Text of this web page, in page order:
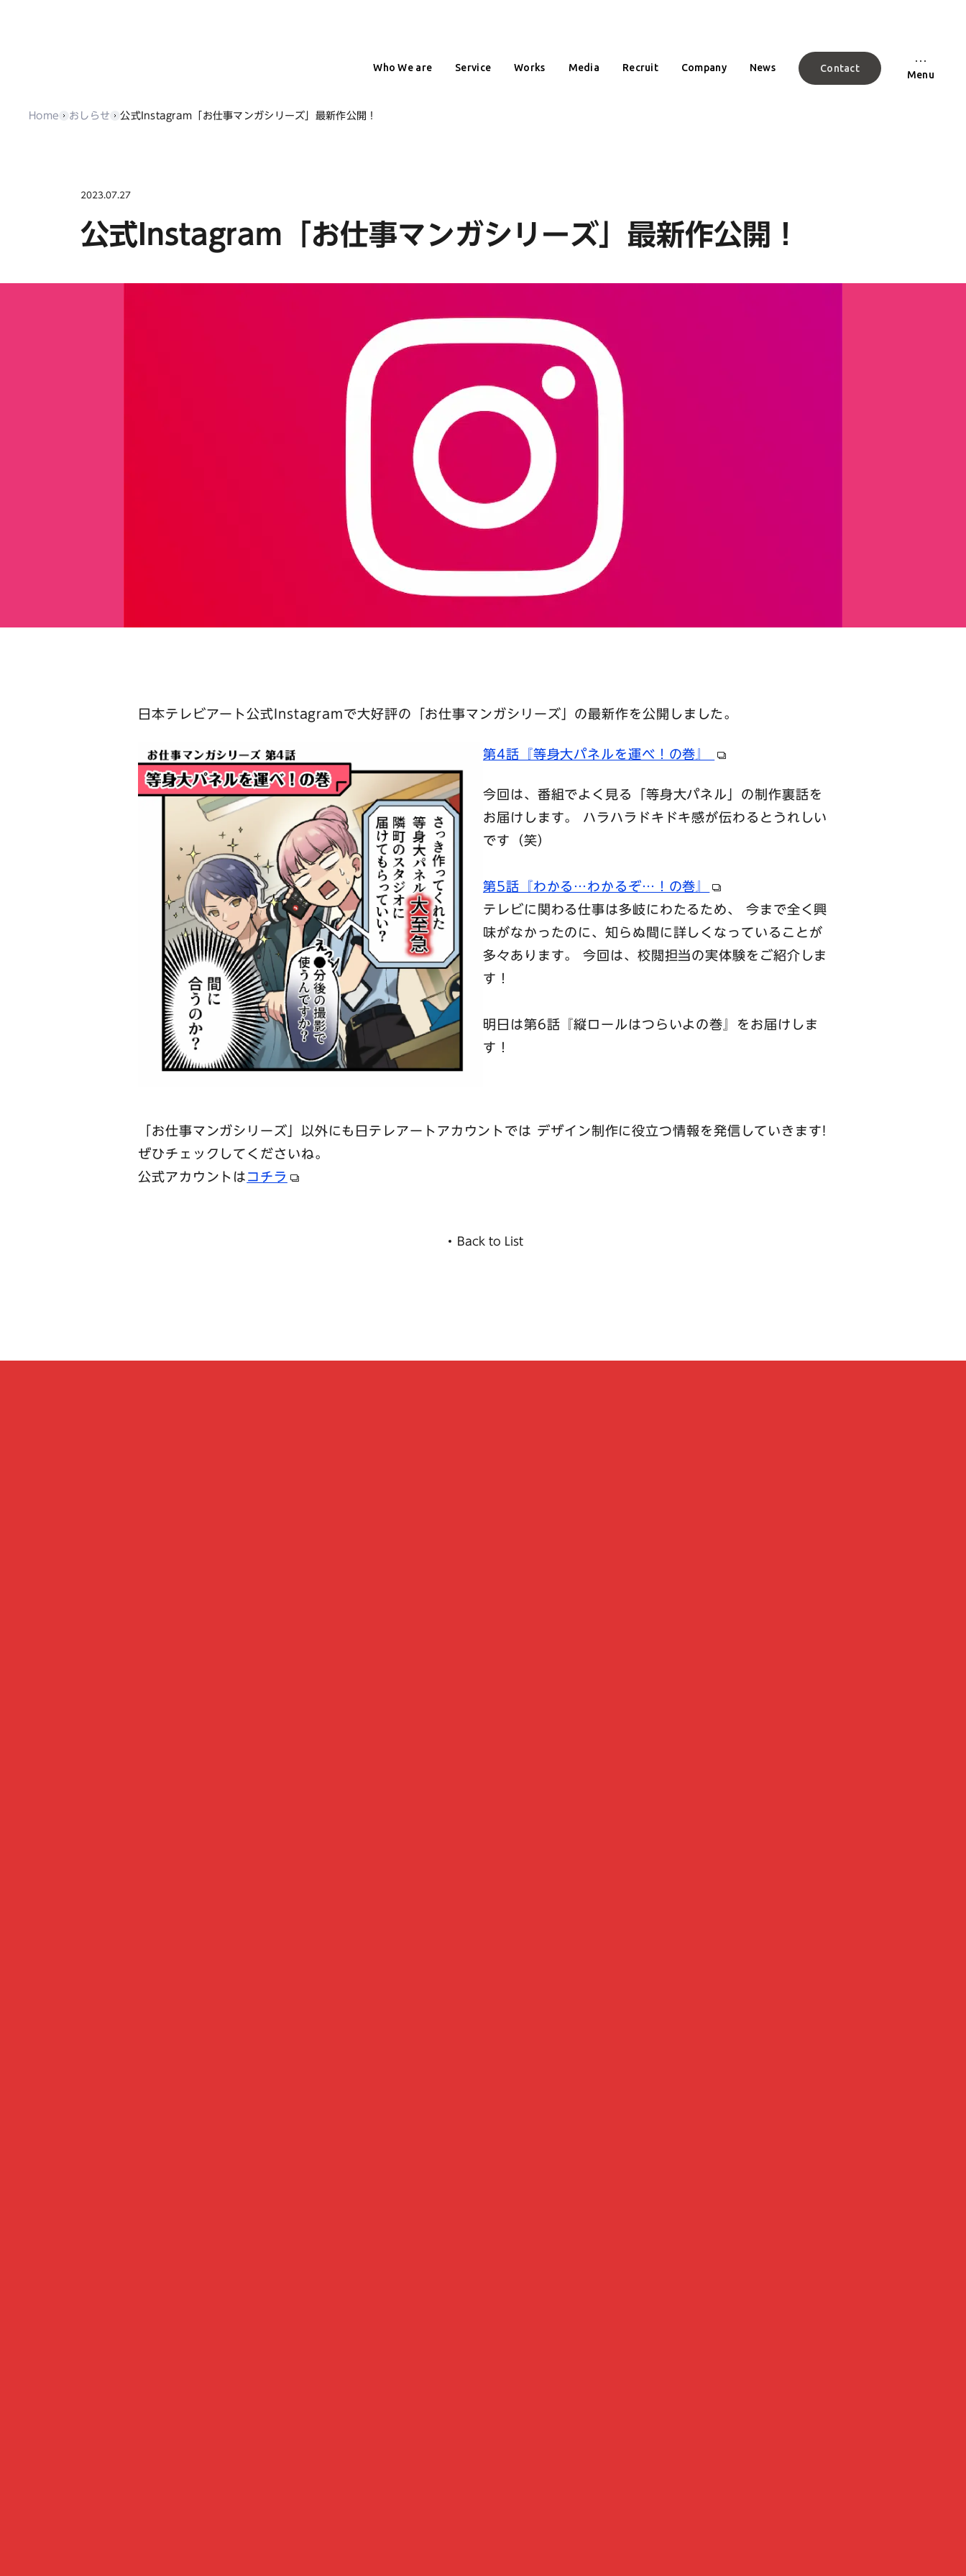
Who We are Service Works Media Recruit Company News Contact
Menu
Home おしらせ 公式Instagram「お仕事マンガシリーズ」最新作公開！
2023.07.27
公式Instagram「お仕事マンガシリーズ」最新作公開！
日本テレビアート公式Instagramで大好評の「お仕事マンガシリーズ」の最新作を公開しました。
第4話『等身大パネルを運べ！の巻』
今回は、番組でよく見る「等身大パネル」の制作裏話を
お届けします。 ハラハラドキドキ感が伝わるとうれしい
です（笑）
第5話『わかる…わかるぞ…！の巻』
テレビに関わる仕事は多岐にわたるため、 今まで全く興
味がなかったのに、知らぬ間に詳しくなっていることが
多々あります。 今回は、校閲担当の実体験をご紹介しま
す！
明日は第6話『縦ロールはつらいよの巻』をお届けしま
す！
「お仕事マンガシリーズ」以外にも日テレアートアカウントでは デザイン制作に役立つ情報を発信していきます!
ぜひチェックしてくださいね。
公式アカウントは コチラ
Back to List